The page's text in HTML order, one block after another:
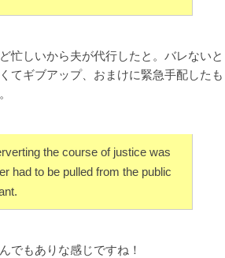
忙しいから夫が代行したと。バレないと
てギブアップ、おまけに緊急手配したも
the course of justice was
had to be pulled from the public
でもありな感じですね！